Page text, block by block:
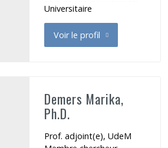
Universitaire
Voir le profil
de de Guise Elaine
Demers Marika,
Ph.D.
Prof. adjoint(e), UdeM